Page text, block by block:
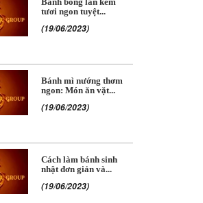
tươi ngon tuyệt...
(19/06/2023)
Bánh mì nướng thơm
ngon: Món ăn vặt...
(19/06/2023)
Cách làm bánh sinh
nhật đơn giản và...
(19/06/2023)